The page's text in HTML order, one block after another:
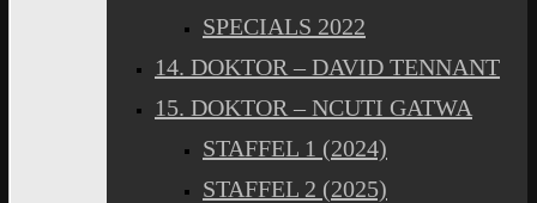
SPECIALS 2022
14. DOKTOR – DAVID TENNANT
15. DOKTOR – NCUTI GATWA
STAFFEL 1 (2024)
STAFFEL 2 (2025)